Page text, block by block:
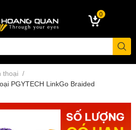
0
thoại /
PGYTECH LinkGo Braided